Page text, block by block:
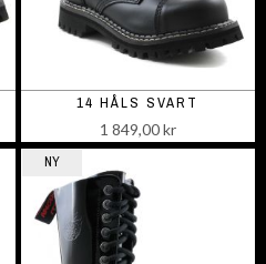
14 HÅLS SVART
1 849,00 kr
NY